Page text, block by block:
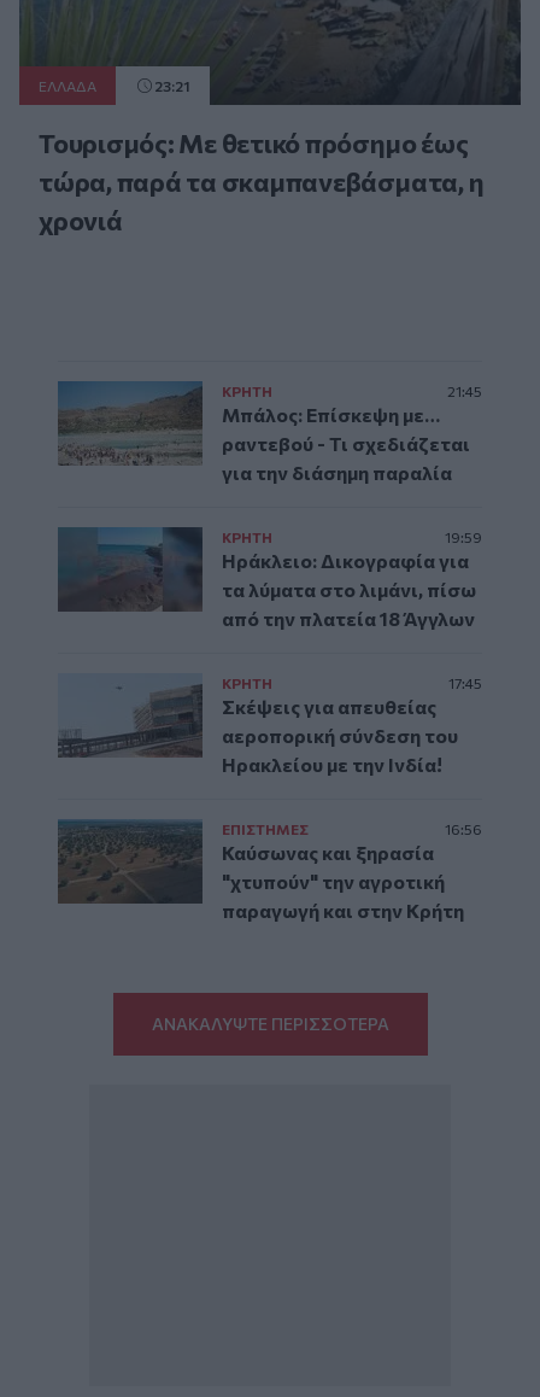
ΕΛΛAΔΑ 23:21
Τουρισμός: Με θετικό πρόσημο έως
τώρα, παρά τα σκαμπανεβάσματα, η
χρονιά
ΚΡΗΤΗ 21:45
Μπάλος: Επίσκεψη με…
ραντεβού - Τι σχεδιάζεται
για την διάσημη παραλία
ΚΡΗΤΗ 19:59
Ηράκλειο: Δικογραφία για
τα λύματα στο λιμάνι, πίσω
από την πλατεία 18 Άγγλων
ΚΡΗΤΗ 17:45
Σκέψεις για απευθείας
αεροπορική σύνδεση του
Ηρακλείου με την Ινδία!
ΕΠΙΣΤΗΜΕΣ 16:56
Καύσωνας και ξηρασία
"χτυπούν" την αγροτική
παραγωγή και στην Κρήτη
ΑΝΑΚΑΛΥΨΤΕ ΠΕΡΙΣΣΟΤΕΡΑ